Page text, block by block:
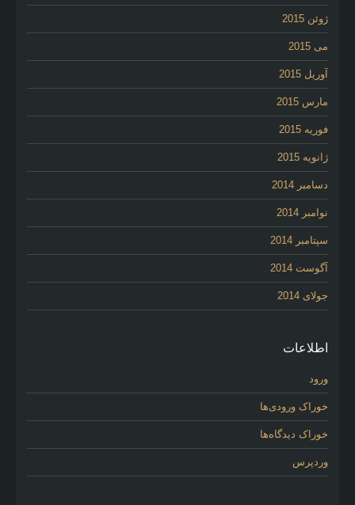
ژوئن 2015
می 2015
آوریل 2015
مارس 2015
فوریه 2015
ژانویه 2015
دسامبر 2014
نوامبر 2014
سپتامبر 2014
آگوست 2014
جولای 2014
اطلاعات
ورود
خوراک ورودی‌ها
خوراک دیدگاه‌ها
وردپرس